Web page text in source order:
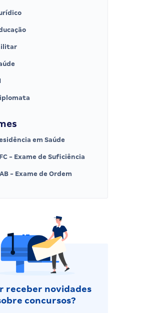
em Saúde
- Exame de Suficiência
- Exame de Ordem
receber novidades
concursos?